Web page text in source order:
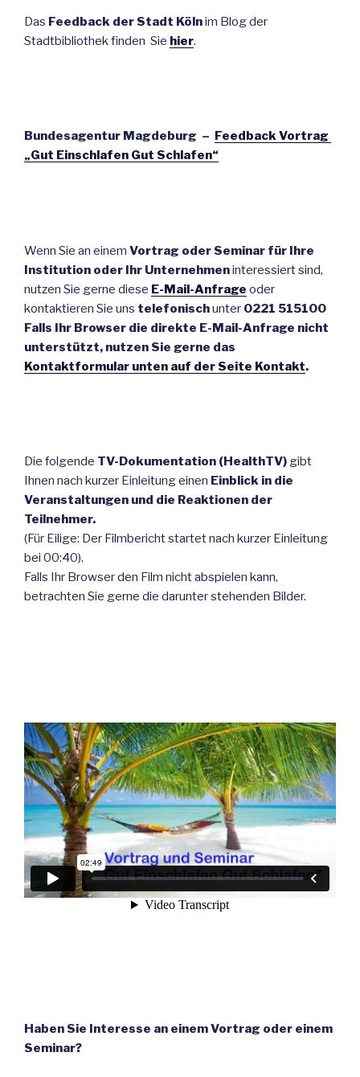
Das Feedback der Stadt Kölnim Blog der
Stadtbibliothek finden Sie hier.
Bundesagentur Magdeburg – Feedback Vortrag
„Gut Einschlafen Gut Schlafen“
Wenn Sie an einem Vortrag oder Seminar für Ihre
Institution oder Ihr Unternehmeninteressiert sind,
nutzen Sie gerne diese E-Mail-Anfrage oder
kontaktieren Sie uns telefonischunter 0221 515100
Falls Ihr Browser die direkte E-Mail-Anfrage nicht
unterstützt, nutzen Sie gerne das
Kontaktformular unten auf der Seite Kontakt.
Die folgende TV-Dokumentation (HealthTV) gibt
Ihnen nach kurzer Einleitung einen Einblick in die
Veranstaltungen und die Reaktionen der
Teilnehmer.
(Für Eilige: Der Filmbericht startet nach kurzer Einleitung
bei 00:40).
Falls Ihr Browser den Film nicht abspielen kann,
betrachten Sie gerne die darunter stehenden Bilder.
Haben Sie Interesse an einem Vortrag oder einem
Seminar?